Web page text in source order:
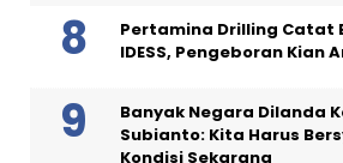
Pertamina Drilling Catat
IDESS, Pengeboran Kian
Banyak Negara Dilanda
Subianto: Kita Harus
Kondisi Sekarang